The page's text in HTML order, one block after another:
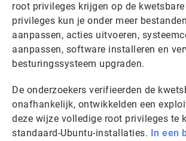
root privileges krijgen op de
privileges kun je onder meer
aanpassen, acties uitvoeren,
aanpassen, software installeren en
besturingssysteem upgraden.
De onderzoekers verifieerden de
onafhankelijk, ontwikkelden een
deze wijze volledige root privileges te
standaard-Ubuntu-installaties. In een